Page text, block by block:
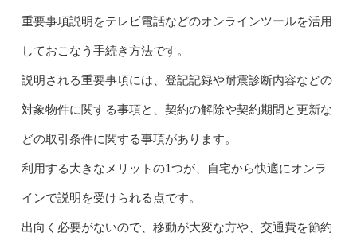
重要事項説明をテレビ電話などのオンラインツールを活用
しておこなう手続き方法です。
説明される重要事項には、登記記録や耐震診断内容などの
対象物件に関する事項と、契約の解除や契約期間と更新な
どの取引条件に関する事項があります。
利用する大きなメリットの1つが、自宅から快適にオンラ
インで説明を受けられる点です。
出向く必要がないので、移動が大変な方や、交通費を節約